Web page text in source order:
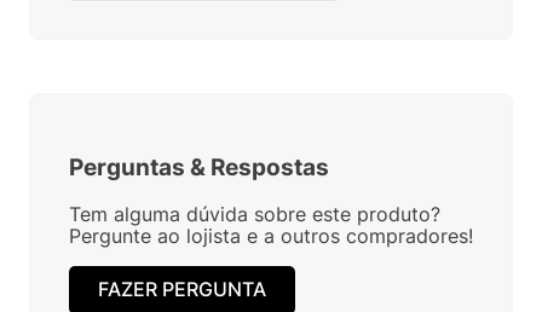
Perguntas & Respostas
Tem alguma dúvida sobre este produto?
Pergunte ao lojista e a outros compradores!
FAZER PERGUNTA